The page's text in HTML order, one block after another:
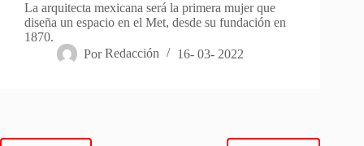
La arquitecta mexicana será la primera mujer que
diseña un espacio en el Met, desde su fundación en
1870.
Por Redacción 16- 03- 2022